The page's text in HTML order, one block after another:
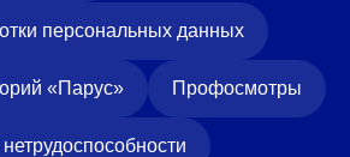
персональных данных
«Парус» Профосмотры